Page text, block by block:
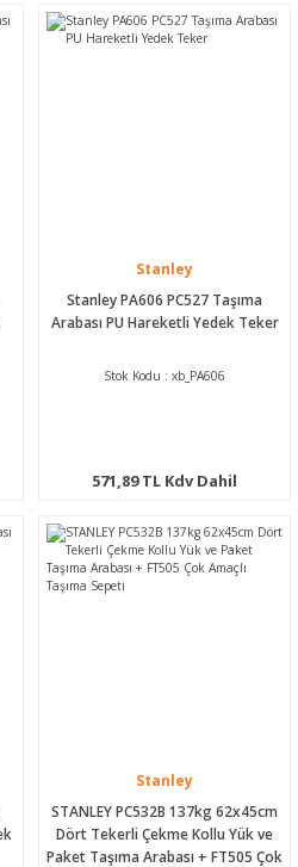
Stanley
Stanley PA606 PC527 Taşıma
Arabası PU Hareketli Yedek Teker
Stok Kodu : xb_PA606
571,89 TL Kdv Dahil
Stanley
STANLEY PC532B 137kg 62x45cm
Dört Tekerli Çekme Kollu Yük ve
Paket Taşıma Arabası + FT505 Çok